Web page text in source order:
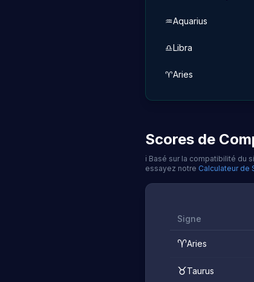
♒Aquarius
♎Libra
♈Aries
Scores de
ℹ️ Basé sur la compatibilité du
essayez notre Calculateur de
Signe
♈Aries
♉Taurus